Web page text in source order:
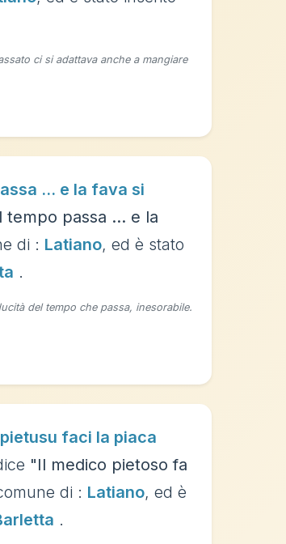
ci si adattava anche a mangiare
... e la fava si
tempo passa ... e la
di : Latiano, ed è stato
.
del tempo che passa, inesorabile.
faci la piaca
"Il medico pietoso fa
di : Latiano, ed è
.